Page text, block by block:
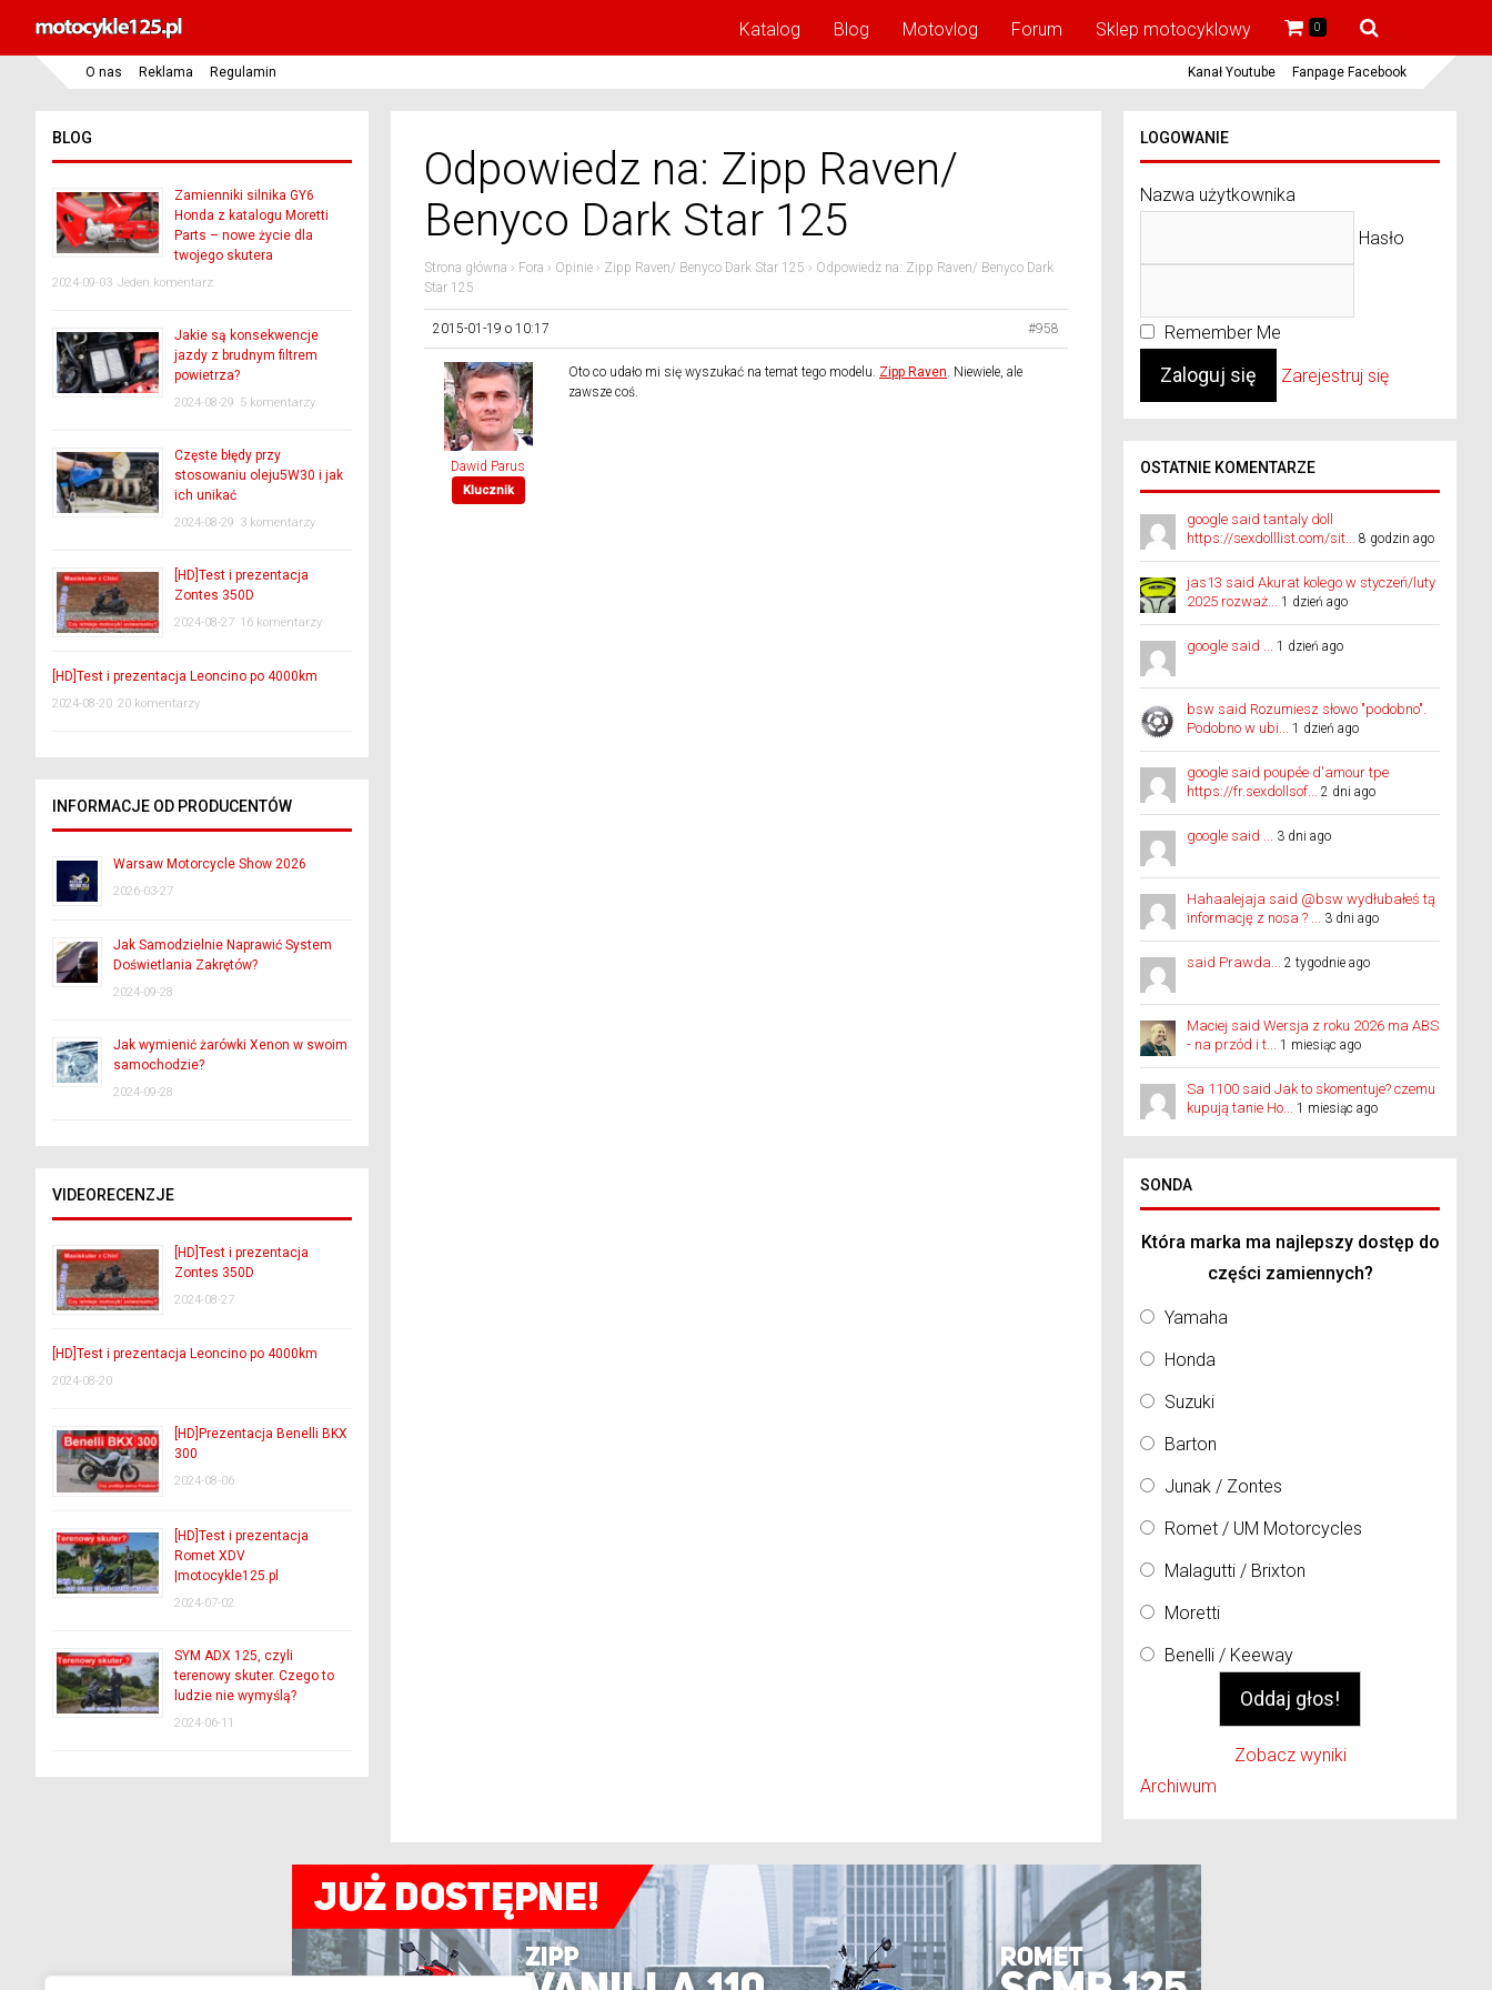
Katalog Blog Motovlog Forum Sklep motocyklowy 0
O nas Reklama Regulamin Kanał Youtube Fanpage Facebook
Odpowiedz na: Zipp Raven/
Benyco Dark Star 125
Strona główna › Fora › Opinie › Zipp Raven/ Benyco Dark Star 125 › Odpowiedz na: Zipp Raven/ Benyco Dark
Star 125
2015-01-19 o 10:17 #958
Dawid Parus
Klucznik
Oto co udało mi się wyszukać na temat tego modelu. Zipp Raven. Niewiele, ale
zawsze coś.
BLOG
Zamienniki silnika GY6
Honda z katalogu Moretti
Parts – nowe życie dla
twojego skutera
2024-09-03 Jeden komentarz
Jakie są konsekwencje
jazdy z brudnym filtrem
powietrza?
2024-08-29 5 komentarzy
Częste błędy przy
stosowaniu oleju5W30 i jak
ich unikać
2024-08-29 3 komentarzy
[HD]Test i prezentacja
Zontes 350D
2024-08-27 16 komentarzy
[HD]Test i prezentacja Leoncino po 4000km
2024-08-20 20 komentarzy
INFORMACJE OD PRODUCENTÓW
Warsaw Motorcycle Show 2026
2026-03-27
Jak Samodzielnie Naprawić System
Doświetlania Zakrętów?
2024-09-28
Jak wymienić żarówki Xenon w swoim
samochodzie?
2024-09-28
VIDEORECENZJE
[HD]Test i prezentacja
Zontes 350D
2024-08-27
[HD]Test i prezentacja Leoncino po 4000km
2024-08-20
[HD]Prezentacja Benelli BKX
300
2024-08-06
[HD]Test i prezentacja
Romet XDV
|motocykle125.pl
2024-07-02
SYM ADX 125, czyli
terenowy skuter. Czego to
ludzie nie wymyślą?
2024-06-11
LOGOWANIE
Nazwa użytkownika
Hasło
Remember Me
Zarejestruj się
OSTATNIE KOMENTARZE
google said tantaly doll
https://sexdolllist.com/sit... 8 godzin ago
jas13 said Akurat kolego w styczeń/luty
2025 rozważ... 1 dzień ago
google said ... 1 dzień ago
bsw said Rozumiesz słowo "podobno".
Podobno w ubi... 1 dzień ago
google said poupée d'amour tpe
https://fr.sexdollsof... 2 dni ago
google said ... 3 dni ago
Hahaalejaja said @bsw wydłubałeś tą
informację z nosa ? ... 3 dni ago
said Prawda... 2 tygodnie ago
Maciej said Wersja z roku 2026 ma ABS
- na przód i t... 1 miesiąc ago
Sa 1100 said Jak to skomentuje? czemu
kupują tanie Ho... 1 miesiąc ago
SONDA
Która marka ma najlepszy dostęp do
części zamiennych?
Yamaha
Honda
Suzuki
Barton
Junak / Zontes
Romet / UM Motorcycles
Malagutti / Brixton
Moretti
Benelli / Keeway
Zobacz wyniki
Archiwum